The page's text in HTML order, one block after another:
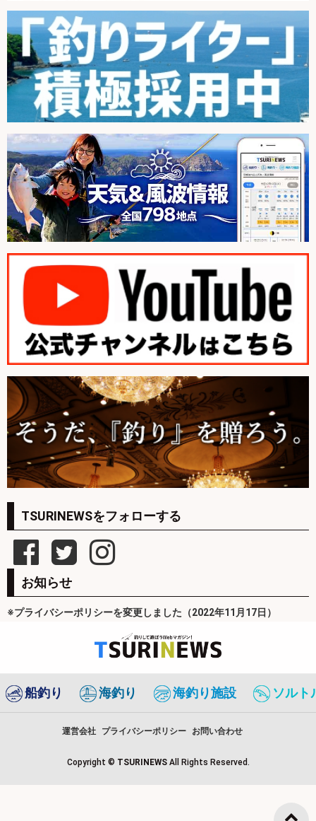
TSURINEWSをフォローする
お知らせ
※プライバシーポリシーを変更しました（2022年11月17日）
船釣り 海釣り 海釣り施設 ソルト
運営会社 プライバシーポリシー お問い合わせ
Copyright © TSURINEWS All Rights Reserved.